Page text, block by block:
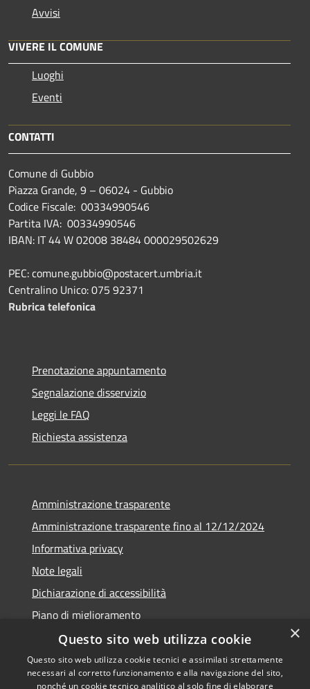
Avvisi
VIVERE IL COMUNE
Luoghi
Eventi
CONTATTI
Comune di Gubbio
Piazza Grande, 9 – 06024 - Gubbio
Codice Fiscale: 00334990546
Partita IVA: 00334990546
IBAN: IT 44 W 02008 38484 000029502629
PEC: comune.gubbio@postacert.umbria.it
Centralino Unico: 075 92371
Rubrica telefonica
Prenotazione appuntamento
Segnalazione disservizio
Leggi le FAQ
Richiesta assistenza
Amministrazione trasparente
Amministrazione trasparente fino al 12/12/2024
Informativa privacy
Note legali
Dichiarazione di accessibilità
Piano di miglioramento
Copyright © 2026 • Town of •
×
Questo sito web utilizza cookie
Questo sito web utilizza cookie tecnici e assimilati strettamente
necessari al corretto funzionamento e alla navigazione del sito,
nonché un cookie tecnico analitico al solo fine di elaborare